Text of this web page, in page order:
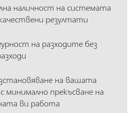
наличност на системата
резултати
на разходите без
на вашата
минимално прекъсване на
ви работа